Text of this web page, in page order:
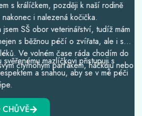
později k naší rodině
i nalezená kočička.
SŠ obor veterinářství, tudíž mám
s běžnou péčí o zvířata, ale i s
volném čase ráda chodím do
parťákem, háčkuju nebo
mazlíčkovi přistupuji s
a snahou, aby se v mé péči